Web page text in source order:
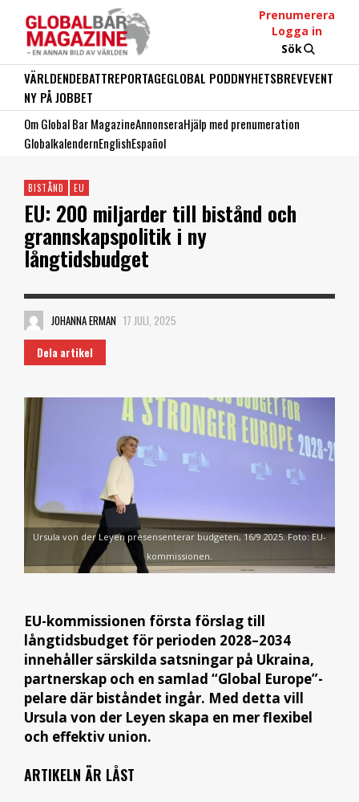
Prenumerera
Logga in
Sök
VÄRLDENDEBATTREPORTAGEGLOBAL PODDNYHETSBREVEVENT
NY PÅ JOBBET
Om Global Bar MagazineAnnonseraHjälp med prenumeration
GlobalkalendernEnglishEspañol
BISTÅND EU
EU: 200 miljarder till bistånd och
grannskapspolitik i ny
långtidsbudget
JOHANNA ERMAN 17 JULI, 2025
Dela artikel
Ursula von der Leyen presensenterar budgeten, 16/9 2025. Foto: EU-
kommissionen.
EU-kommissionen första förslag till
långtidsbudget för perioden 2028–2034
innehåller särskilda satsningar på Ukraina,
partnerskap och en samlad “Global Europe”-
pelare där biståndet ingår. Med detta vill
Ursula von der Leyen skapa en mer flexibel
och effektiv union.
ARTIKELN ÄR LÅST